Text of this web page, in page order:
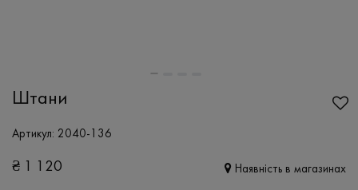
Штани
Артикул: 2040-136
₴ 1 120 Наявність в магазинах